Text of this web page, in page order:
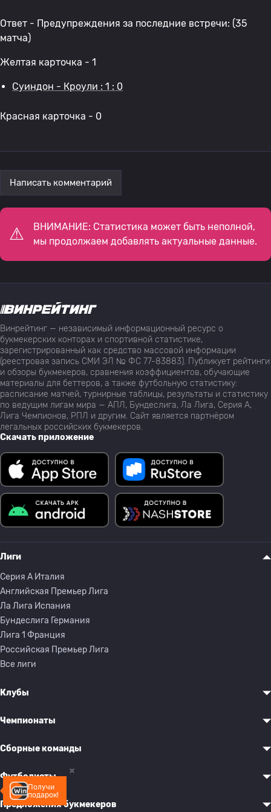
Ответ - Предупреждения за последние встречи: (35
матча)
Желтая карточка - 1
Суиндон - Кроули : 1 : 0
Красная карточка - 0
Написать комментарий
ВНИМАНИЕ: Статистика может быть неполной,
мы продолжаем добавлять актуальные данные.
Получи
подарок!
Винрейтинг — независимый информационный ресурс о
букмекерских конторах и спортивной статистике,
зарегистрированный как средство массовой информации
(реестровая запись СМИ ЭЛ № ФС 77-83883). Публикует рейтинги
и обзоры букмекеров, сравнения коэффициентов, обучающие
материалы для беттеров, а также футбольную статистику:
расписание матчей, турнирные таблицы, результаты и статистику
по ведущим лигам мира — АПЛ, Бундеслига, Ла Лига, Серия А,
Лига Чемпионов, РПЛ и другим. Сайт является партнёром
легальных российских букмекеров.
Скачать приложение
Лиги
Серия A Италия
Английская Премьер Лига
Ла Лига Испания
Бундеслига Германия
Лига 1 Франция
Российская Премьер Лига
Все лиги
Клубы
Чемпионаты
Сборные команды
Футболисты
Предложения букмекеров